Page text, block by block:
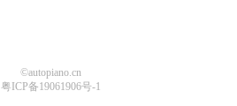
©autopiano.cn
粤ICP备19061906号-1